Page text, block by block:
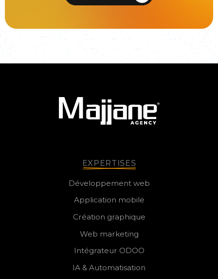
EXPERTISES
Développement web
Application mobile
Création graphique
Web marketing
Intégrateur ODOO
IA & Automatisation